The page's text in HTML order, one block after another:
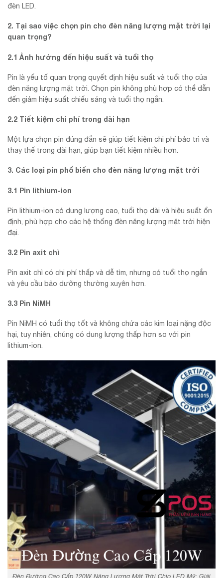
đèn LED.
2. Tại sao việc chọn pin cho đèn năng lượng mặt trời lại
quan trọng?
2.1 Ảnh hưởng đến hiệu suất và tuổi thọ
Pin là yếu tố quan trọng quyết định hiệu suất và tuổi thọ của
đèn năng lượng mặt trời. Chọn pin không phù hợp có thể dẫn
đến giảm hiệu suất chiếu sáng và tuổi thọ ngắn.
2.2 Tiết kiệm chi phí trong dài hạn
Một lựa chọn pin đúng đắn sẽ giúp tiết kiệm chi phí bảo trì và
thay thế trong dài hạn, giúp bạn tiết kiệm nhiều hơn.
3. Các loại pin phổ biến cho đèn năng lượng mặt trời
3.1 Pin lithium-ion
Pin lithium-ion có dung lượng cao, tuổi thọ dài và hiệu suất ổn
định, phù hợp cho các hệ thống đèn năng lượng mặt trời hiện
đại.
3.2 Pin axit chì
Pin axit chì có chi phí thấp và dễ tìm, nhưng có tuổi thọ ngắn
và yêu cầu bảo dưỡng thường xuyên hơn.
3.3 Pin NiMH
Pin NiMH có tuổi thọ tốt và không chứa các kim loại nặng độc
hại, tuy nhiên, chúng có dung lượng thấp hơn so với pin
lithium-ion.
Đèn Đường Cao Cấp 120W Năng Lượng Mặt Trời Chip LED Mỹ: Giải